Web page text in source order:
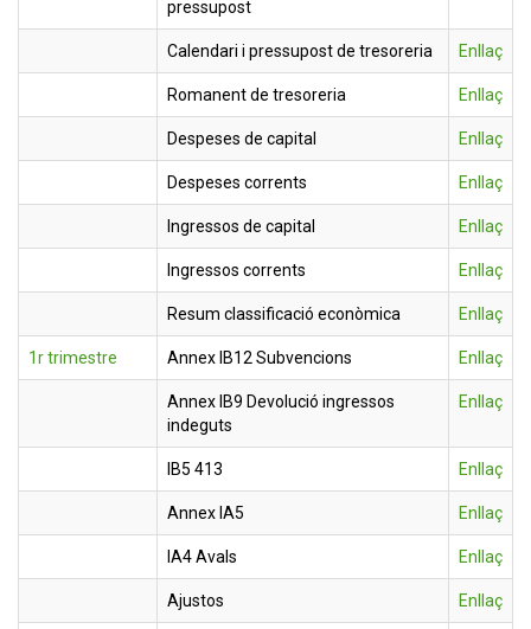
pressupost
Calendari i pressupost de tresoreria Enllaç
Romanent de tresoreria Enllaç
Despeses de capital Enllaç
Despeses corrents Enllaç
Ingressos de capital Enllaç
Ingressos corrents Enllaç
Resum classificació econòmica Enllaç
1r trimestre Annex IB12 Subvencions Enllaç
Annex IB9 Devolució ingressos
indeguts
Enllaç
IB5 413 Enllaç
Annex IA5 Enllaç
IA4 Avals Enllaç
Ajustos Enllaç